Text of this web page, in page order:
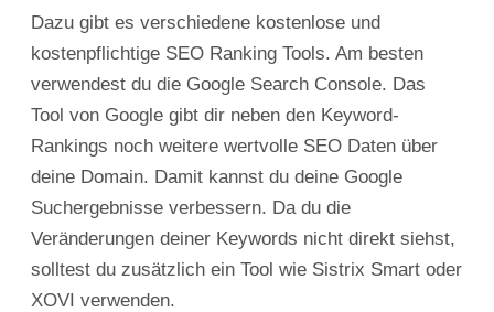
Dazu gibt es verschiedene kostenlose und
kostenpflichtige SEO Ranking Tools. Am besten
verwendest du die Google Search Console. Das
Tool von Google gibt dir neben den Keyword-
Rankings noch weitere wertvolle SEO Daten über
deine Domain. Damit kannst du deine Google
Suchergebnisse verbessern. Da du die
Veränderungen deiner Keywords nicht direkt siehst,
solltest du zusätzlich ein Tool wie Sistrix Smart oder
XOVI verwenden.